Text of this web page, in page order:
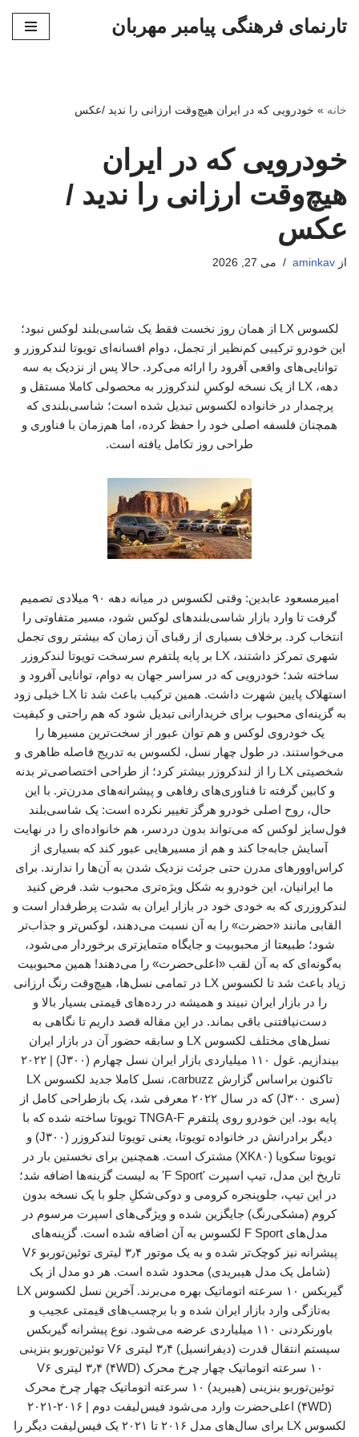
تارنمای فرهنگی پیامبر مهربان
خانه » خودرویی که در ایران هیچ‌وقت ارزانی را ندید /عکس
خودرویی که در ایران
هیچ‌وقت ارزانی را ندید /
عکس
از aminkav می 27, 2026
لکسوس LX از همان روز نخست فقط یک شاسی‌بلند لوکس نبود؛
این خودرو ترکیبی کم‌نظیر از تجمل، دوام افسانه‌ای تویوتا لندکروزر و
توانایی‌های واقعی آفرود را ارائه می‌کرد. حالا پس از نزدیک به سه
دهه، LX از یک نسخه لوکسِ لندکروزر به محصولی کاملا مستقل و
پرچمدار در خانواده لکسوس تبدیل شده است؛ شاسی‌بلندی که
همچنان فلسفه اصلی خود را حفظ کرده، اما هم‌زمان با فناوری و
طراحی روز تکامل یافته است.
امیرمسعود عابدین: وقتی لکسوس در میانه دهه ۹۰ میلادی تصمیم
گرفت تا وارد بازار شاسی‌بلندهای لوکس شود، مسیر متفاوتی را
انتخاب کرد. برخلاف بسیاری از رقبای آن زمان که بیشتر روی تجمل
شهری تمرکز داشتند، LX بر پایه پلتفرم سرسخت تویوتا لندکروزر
ساخته شد؛ خودرویی که در سراسر جهان به دوام، توانایی آفرود و
استهلاک پایین شهرت داشت. همین ترکیب باعث شد تا LX خیلی زود
به گزینه‌ای محبوب برای خریدارانی تبدیل شود که هم راحتی و کیفیت
یک خودروی لوکس و هم توان عبور از سخت‌ترین مسیرها را
می‌خواستند. در طول چهار نسل، لکسوس به تدریج فاصله ظاهری و
شخصیتی LX را از لندکروزر بیشتر کرد؛ از طراحی اختصاصی‌تر بدنه
و کابین گرفته تا فناوری‌های رفاهی و پیشرانه‌های مدرن‌تر. با این
حال، روح اصلی خودرو هرگز تغییر نکرده است: یک شاسی‌بلند
فول‌سایز لوکس که می‌تواند بدون دردسر، هم خانواده‌ای را در نهایت
آسایش جابه‌جا کند و هم از مسیرهایی عبور کند که بسیاری از
کراس‌اوورهای مدرن حتی جرئت نزدیک شدن به آن‌ها را ندارند. برای
ما ایرانیان، این خودرو به شکل ویژه‌تری محبوب شد. فرض کنید
لندکروزری که به خودی خود در بازار ایران به شدت پرطرفدار است و
القابی مانند «حضرت» را به آن نسبت می‌دهند، لوکس‌تر و جذاب‌تر
شود؛ طبیعتا از محبوبیت و جایگاه متمایزتری برخوردار می‌شود،
به‌گونه‌ای که به آن لقب «اعلی‌حضرت» را می‌دهند! همین محبوبیت
زیاد باعث شد تا لکسوس LX در تمامی نسل‌ها، هیچ‌وقت رنگ ارزانی
را در بازار ایران نبیند و همیشه در رده‌های قیمتی بسیار بالا و
دست‌نیافتنی باقی‌ بماند. در این مقاله قصد داریم تا نگاهی به
نسل‌های مختلف لکسوس LX و سابقه حضور آن در بازار ایران
بیندازیم. غول ۱۱۰ میلیاردی بازار ایران نسل چهارم (J۳۰۰) | ۲۰۲۲
تاکنون براساس گزارش carbuzz، نسل کاملا جدید لکسوس LX
(سری J۳۰۰) که در سال ۲۰۲۲ معرفی شد، یک بازطراحی کامل از
پایه بود. این خودرو روی پلتفرم TNGA-F تویوتا ساخته شده که با
دیگر برادرانش در خانواده تویوتا، یعنی تویوتا لندکروزر (J۳۰۰) و
تویوتا سکویا (XK۸۰) مشترک است. همچنین برای نخستین بار در
تاریخ این مدل، تیپ اسپرت 'F Sport' به لیست گزینه‌ها اضافه شد؛
در این تیپ، جلوپنجره کرومی و دوکی‌شکلِ جلو با یک نسخه بدون
کروم (مشکی‌رنگ) جایگزین شده و ویژگی‌های اسپرت مرسوم در
مدل‌های F Sport لکسوس به آن اضافه شده است. گزینه‌های
پیشرانه نیز کوچک‌تر شده و به یک موتور ۳٫۴ لیتری توئین‌توربو V۶
(شامل یک مدل هیبریدی) محدود شده است. هر دو مدل از یک
گیربکس ۱۰ سرعته اتوماتیک بهره می‌برند. آخرین نسل لکسوس LX
به‌تازگی وارد بازار ایران شده و با برچسب‌های قیمتی عجیب و
باورنکردنی ۱۱۰ میلیاردی عرضه می‌شود. نوع پیشرانه گیربکس
سیستم انتقال قدرت (دیفرانسیل) ۳٫۴ لیتری V۶ توئین‌توربو بنزینی
۱۰ سرعته اتوماتیک چهار چرخ محرک (۴WD) ۳٫۴ لیتری V۶
توئین‌توربو بنزینی (هیبرید) ۱۰ سرعته اتوماتیک چهار چرخ محرک
(۴WD) اعلی‌حضرت وارد می‌شود فیس‌لیفت دوم | ۲۰۱۶-۲۰۲۱
لکسوس LX برای سال‌های مدل ۲۰۱۶ تا ۲۰۲۱ یک فیس‌لیفت دیگر را